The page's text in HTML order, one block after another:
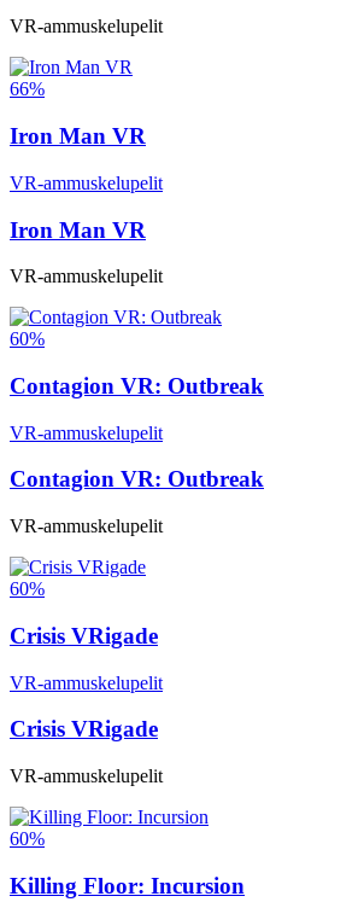
VR-ammuskelupelit
66%
Iron Man VR
VR-ammuskelupelit
Iron Man VR
VR-ammuskelupelit
60%
Contagion VR: Outbreak
VR-ammuskelupelit
Contagion VR: Outbreak
VR-ammuskelupelit
60%
Crisis VRigade
VR-ammuskelupelit
Crisis VRigade
VR-ammuskelupelit
60%
Killing Floor: Incursion